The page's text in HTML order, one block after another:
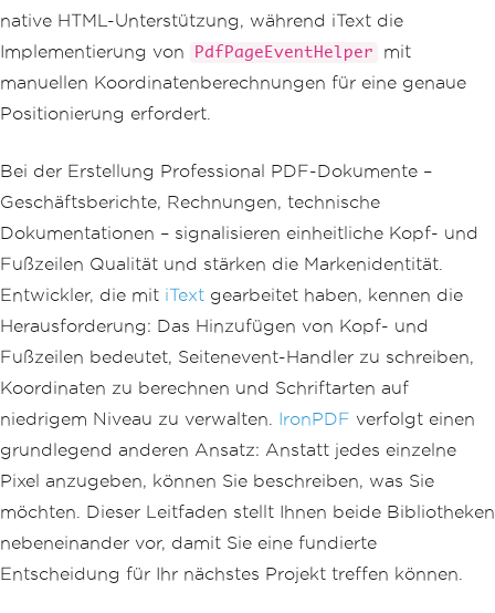
native HTML-Unterstützung, während iText die
Implementierung von
PdfPageEventHelper
mit
manuellen Koordinatenberechnungen für eine genaue
Positionierung erfordert.
Bei der Erstellung Professional PDF-Dokumente –
Geschäftsberichte, Rechnungen, technische
Dokumentationen – signalisieren einheitliche Kopf- und
Fußzeilen Qualität und stärken die Markenidentität.
Entwickler, die mit iText gearbeitet haben, kennen die
Herausforderung: Das Hinzufügen von Kopf- und
Fußzeilen bedeutet, Seitenevent-Handler zu schreiben,
Koordinaten zu berechnen und Schriftarten auf
niedrigem Niveau zu verwalten. IronPDF verfolgt einen
grundlegend anderen Ansatz: Anstatt jedes einzelne
Pixel anzugeben, können Sie beschreiben, was Sie
möchten. Dieser Leitfaden stellt Ihnen beide Bibliotheken
nebeneinander vor, damit Sie eine fundierte
Entscheidung für Ihr nächstes Projekt treffen können.